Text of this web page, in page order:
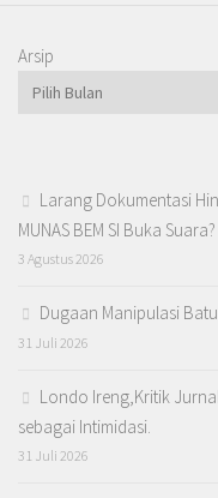
Arsip
Larang Dokumentasi
MUNAS BEM SI Buka Suara?
3 Agustus 2026
Dugaan Manipulasi
31 Juli 2026
Londo Ireng,Kritik
sebagai Intimidasi.
31 Juli 2026